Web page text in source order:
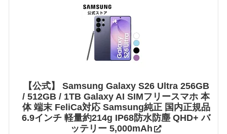
【公式】 Samsung Galaxy S26 Ultra 256GB
/ 512GB / 1TB Galaxy AI SIMフリースマホ 本
体 端末 FeliCa対応 Samsung純正 国内正規品
6.9インチ 軽量約214g IP68防水防塵 QHD+ バ
ッテリー 5,000mAh